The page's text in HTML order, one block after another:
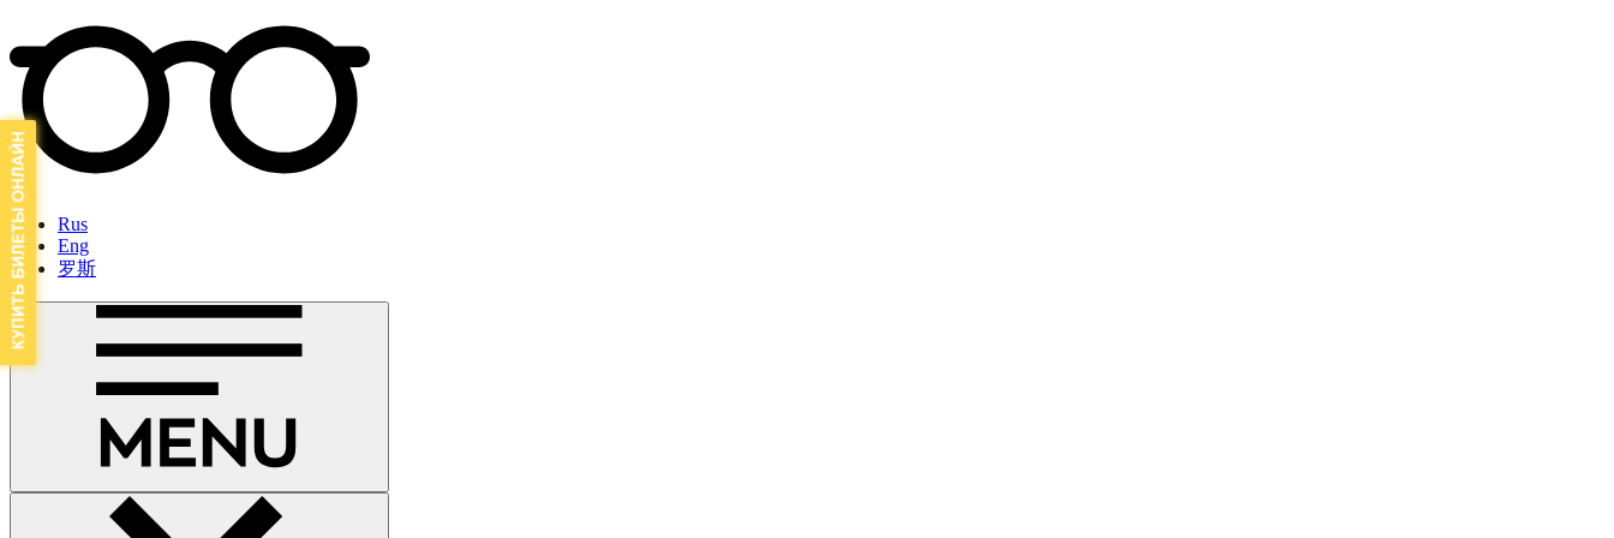
Rus
Eng
罗斯